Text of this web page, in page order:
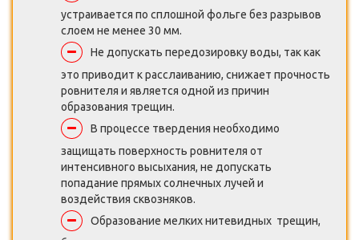
устраивается по сплошной фольге без разрывов
слоем не менее 30 мм.
Не допускать передозировку воды, так как
это приводит к расслаиванию, снижает прочность
ровнителя и является одной из причин
образования трещин.
В процессе твердения необходимо
защищать поверхность ровнителя от
интенсивного высыхания, не допускать
попадание прямых солнечных лучей и
воздействия сквозняков.
Образование мелких нитевидных трещин,